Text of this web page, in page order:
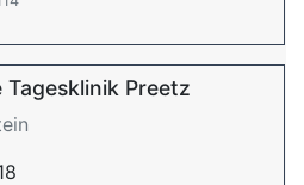
Preetz